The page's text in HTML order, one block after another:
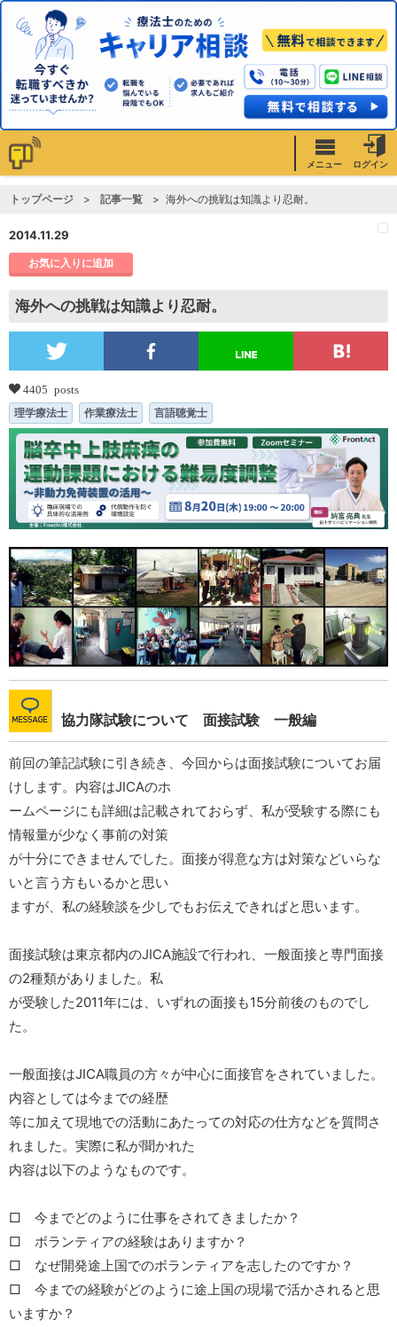
メニュー ログイン
トップページ 記事一覧 海外への挑戦は知識より忍耐。
2014.11.29
お気に入りに追加
海外への挑戦は知識より忍耐。
4405 posts
理学療法士 作業療法士 言語聴覚士
協力隊試験について 面接試験 一般編
前回の筆記試験に引き続き、今回からは面接試験についてお届
けします。内容はJICAのホ
ームページにも詳細は記載されておらず、私が受験する際にも
情報量が少なく事前の対策
が十分にできませんでした。面接が得意な方は対策などいらな
いと言う方もいるかと思い
ますが、私の経験談を少しでもお伝えできればと思います。
面接試験は東京都内のJICA施設で行われ、一般面接と専門面接
の2種類がありました。私
が受験した2011年には、いずれの面接も15分前後のものでし
た。
一般面接はJICA職員の方々が中心に面接官をされていました。
内容としては今までの経歴
等に加えて現地での活動にあたっての対応の仕方などを質問さ
れました。実際に私が聞かれた
内容は以下のようなものです。
□ 今までどのように仕事をされてきましたか？
□ ボランティアの経験はありますか？
□ なぜ開発途上国でのボランティアを志したのですか？
□ 今までの経験がどのように途上国の現場で活かされると思
いますか？